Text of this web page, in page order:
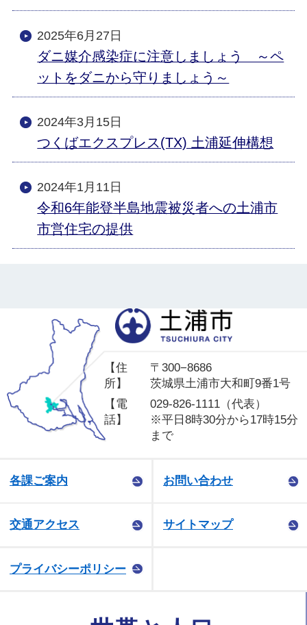
2025年6月27日
ダニ媒介感染症に注意しましょう ～ペ
ットをダニから守りましょう～
2024年3月15日
つくばエクスプレス(TX) 土浦延伸構想
2024年1月11日
令和6年能登半島地震被災者への土浦市
市営住宅の提供
【住
所】
〒300−8686
茨城県土浦市大和町9番1号
【電
話】
029-826-1111（代表）
※平日8時30分から17時15分
まで
各課ご案内 お問い合わせ
交通アクセス サイトマップ
プライバシーポリシー